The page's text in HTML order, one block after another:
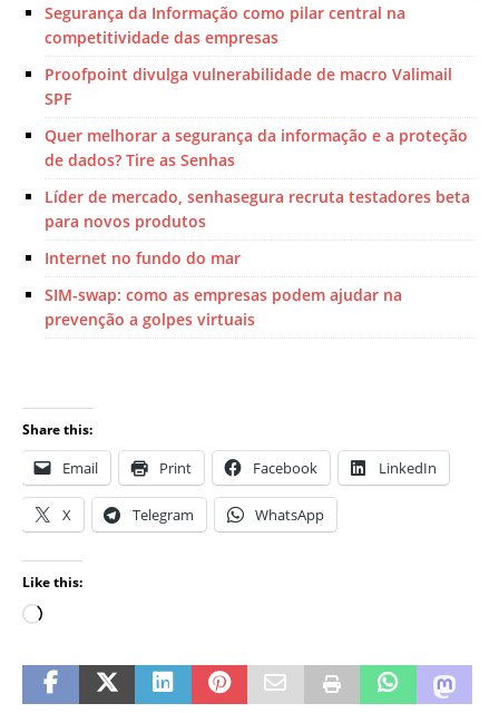
Segurança da Informação como pilar central na
competitividade das empresas
Proofpoint divulga vulnerabilidade de macro Valimail
SPF
Quer melhorar a segurança da informação e a proteção
de dados? Tire as Senhas
Líder de mercado, senhasegura recruta testadores beta
para novos produtos
Internet no fundo do mar
SIM-swap: como as empresas podem ajudar na
prevenção a golpes virtuais
Share this:
Email Print Facebook LinkedIn
X Telegram WhatsApp
Like this: